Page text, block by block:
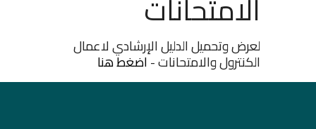
لعرض وتحميل الدليل الإرشادي لاعمال
الكنترول والامتحانات -اضغط هنا